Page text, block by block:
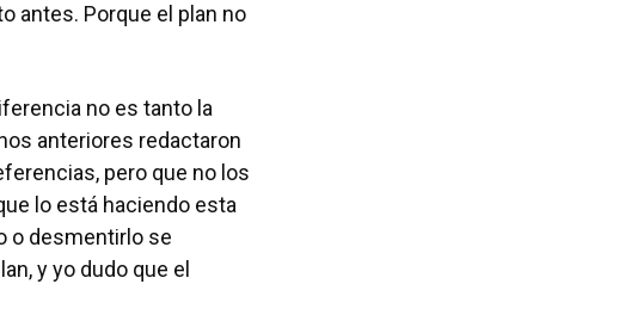
antes. Porque el plan no
no es tanto la
anteriores redactaron
pero que no los
lo está haciendo esta
o desmentirlo se
y yo dudo que el